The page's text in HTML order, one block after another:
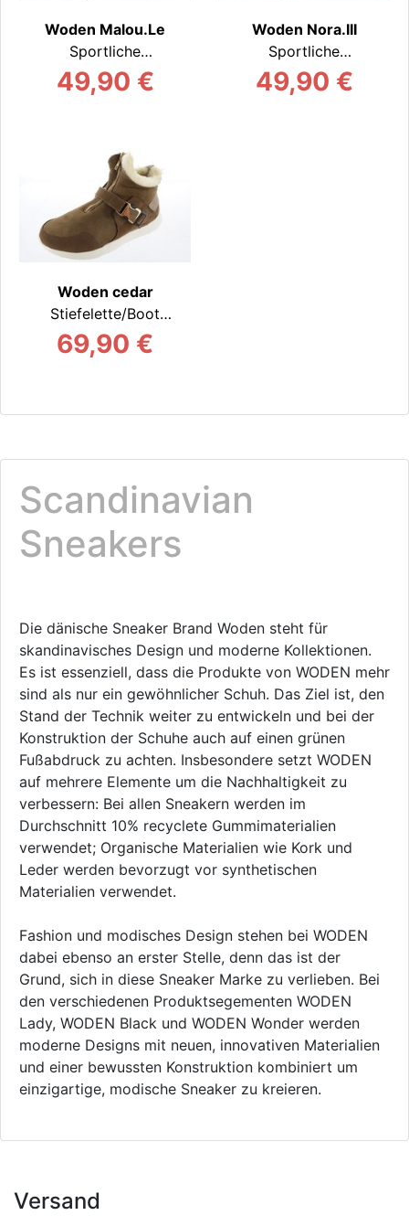
Woden Malou.Le
Sportliche
Schnürer
49,90 €
Woden Nora.III
Sportliche
Schnürer
49,90 €
Woden cedar
Stiefelette/Boot
warm
69,90 €
Scandinavian
Sneakers
Die dänische Sneaker Brand Woden steht für
skandinavisches Design und moderne Kollektionen.
Es ist essenziell, dass die Produkte von WODEN mehr
sind als nur ein gewöhnlicher Schuh. Das Ziel ist, den
Stand der Technik weiter zu entwickeln und bei der
Konstruktion der Schuhe auch auf einen grünen
Fußabdruck zu achten. Insbesondere setzt WODEN
auf mehrere Elemente um die Nachhaltigkeit zu
verbessern: Bei allen Sneakern werden im
Durchschnitt 10% recyclete Gummimaterialien
verwendet; Organische Materialien wie Kork und
Leder werden bevorzugt vor synthetischen
Materialien verwendet.
Fashion und modisches Design stehen bei WODEN
dabei ebenso an erster Stelle, denn das ist der
Grund, sich in diese Sneaker Marke zu verlieben. Bei
den verschiedenen Produktsegementen WODEN
Lady, WODEN Black und WODEN Wonder werden
moderne Designs mit neuen, innovativen Materialien
und einer bewussten Konstruktion kombiniert um
einzigartige, modische Sneaker zu kreieren.
Versand